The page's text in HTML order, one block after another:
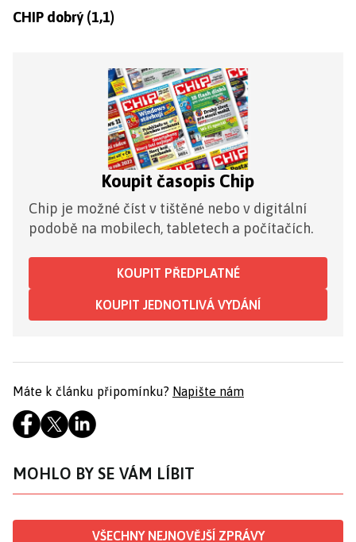
CHIP dobrý (1,1)
Koupit časopis Chip
Chip je možné číst v tištěné nebo v digitální
podobě na mobilech, tabletech a počítačích.
KOUPIT PŘEDPLATNÉ
KOUPIT JEDNOTLIVÁ VYDÁNÍ
Máte k článku připomínku? Napište nám
MOHLO BY SE VÁM LÍBIT
VŠECHNY NEJNOVĚJŠÍ ZPRÁVY